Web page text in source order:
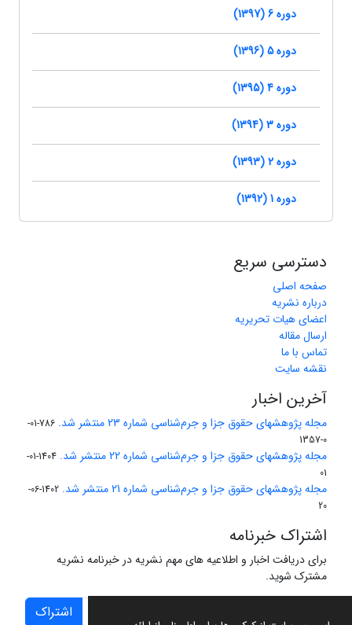
دوره 6 (1397)
دوره 5 (1396)
دوره 4 (1395)
دوره 3 (1394)
دوره 2 (1393)
دوره 1 (1392)
دسترسی سریع
صفحه اصلی
درباره نشریه
اعضای هیات تحریریه
ارسال مقاله
تماس با ما
نقشه سایت
آخرین اخبار
مجله پژوهشهای حقوق جزا و جرم‌شناسی شماره 23 منتشر شد.
786-01-
0-1357
مجله پژوهشهای حقوق جزا و جرم‌شناسی شماره 22 منتشر شد.
1404-01-
01
مجله پژوهشهای حقوق جزا و جرم‌شناسی شماره 21 منتشر شد.
1402-06-
20
اشتراک خبرنامه
برای دریافت اخبار و اطلاعیه های مهم نشریه در خبرنامه نشریه
مشترک شوید.
اشتراک